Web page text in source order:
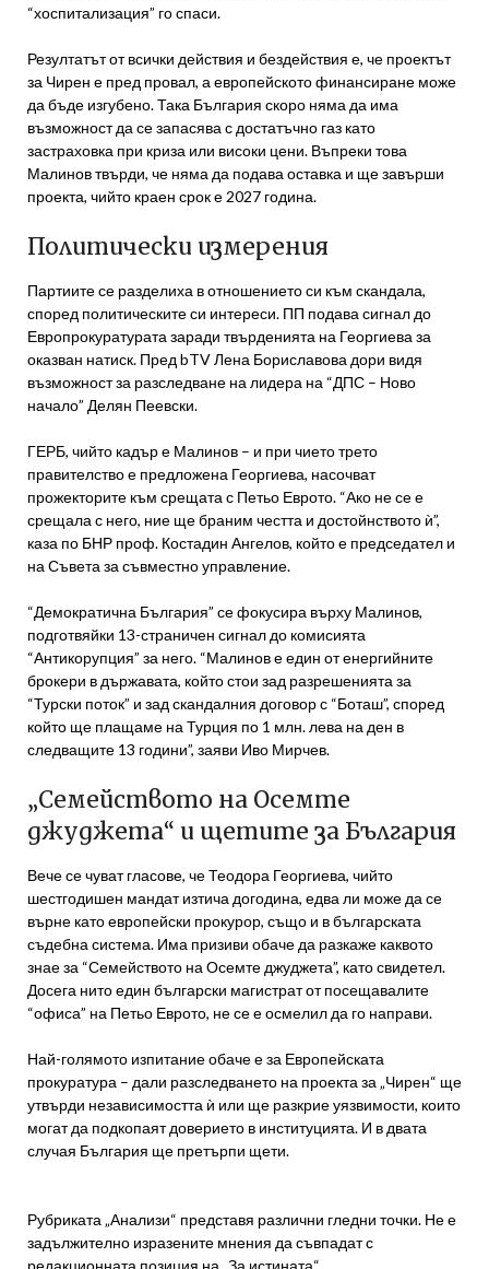
“хоспитализация” го спаси.
Резултатът от всички действия и бездействия е, че проектът
за Чирен е пред провал, а европейското финансиране може
да бъде изгубено. Така България скоро няма да има
възможност да се запасява с достатъчно газ като
застраховка при криза или високи цени. Въпреки това
Малинов твърди, че няма да подава оставка и ще завърши
проекта, чийто краен срок е 2027 година.
Политически измерения
Партиите се разделиха в отношението си към скандала,
според политическите си интереси. ПП подава сигнал до
Европрокуратурата заради твърденията на Георгиева за
оказван натиск. Пред bTV Лена Бориславова дори видя
възможност за разследване на лидера на “ДПС – Ново
начало” Делян Пеевски.
ГЕРБ, чийто кадър е Малинов – и при чието трето
правителство е предложена Георгиева, насочват
прожекторите към срещата с Петьо Еврото. “Ако не се е
срещала с него, ние ще браним честта и достойнството ѝ”,
каза по БНР проф. Костадин Ангелов, който е председател и
на Съвета за съвместно управление.
“Демократична България” се фокусира върху Малинов,
подготвяйки 13-страничен сигнал до комисията
“Антикорупция” за него. “Малинов е един от енергийните
брокери в държавата, който стои зад разрешенията за
“Турски поток” и зад скандалния договор с “Боташ”, според
който ще плащаме на Турция по 1 млн. лева на ден в
следващите 13 години”, заяви Иво Мирчев.
„Семейството на Осемте
джуджета“ и щетите за България
Вече се чуват гласове, че Теодора Георгиева, чийто
шестгодишен мандат изтича догодина, едва ли може да се
върне като европейски прокурор, също и в българската
съдебна система. Има призиви обаче да разкаже каквото
знае за “Семейството на Осемте джуджета”, като свидетел.
Досега нито един български магистрат от посещавалите
“офиса” на Петьо Еврото, не се е осмелил да го направи.
Най-голямото изпитание обаче е за Европейската
прокуратура – дали разследването на проекта за „Чирен“ ще
утвърди независимостта ѝ или ще разкрие уязвимости, които
могат да подкопаят доверието в институцията. И в двата
случая България ще претърпи щети.
Рубриката „Анализи“ представя различни гледни точки. Не е
задължително изразените мнения да съвпадат с
редакционната позиция на „За истината“.